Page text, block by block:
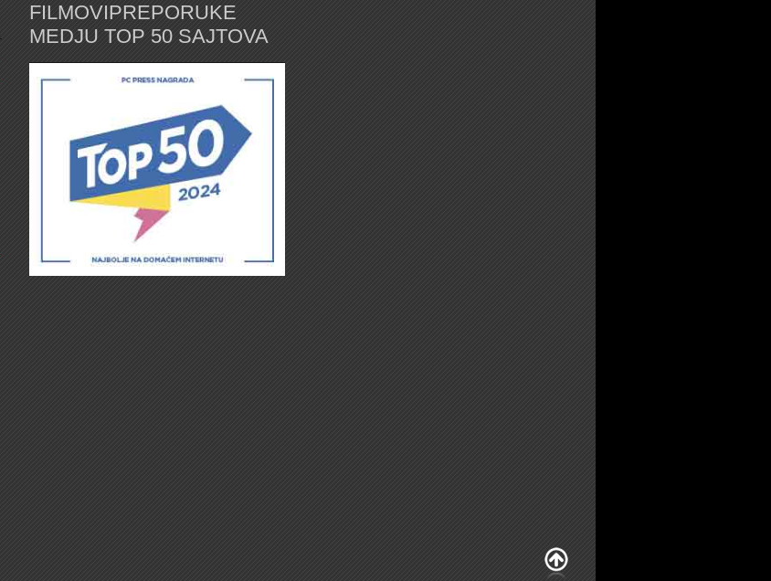
FILMOVIPREPORUKE
MEDJU TOP 50 SAJTOVA